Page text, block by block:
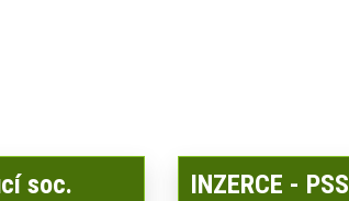
soc.
INZERCE - PSS